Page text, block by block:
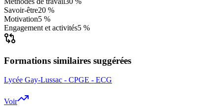
Savoir-être20 %
Motivation5 %
Engagement et activités5 %
Formations similaires suggérées
Lycée Gay-Lussac - CPGE - ECG
Voir